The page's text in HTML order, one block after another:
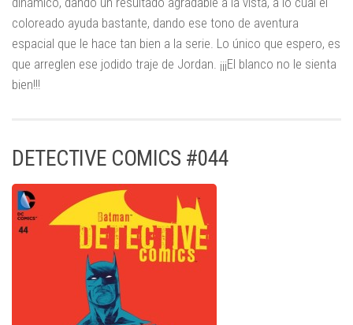
coloreado ayuda bastante, dando ese tono de aventura
espacial que le hace tan bien a la serie. Lo único que espero, es
que arreglen ese jodido traje de Jordan. ¡¡¡El blanco no le sienta
bien!!!
DETECTIVE COMICS #044